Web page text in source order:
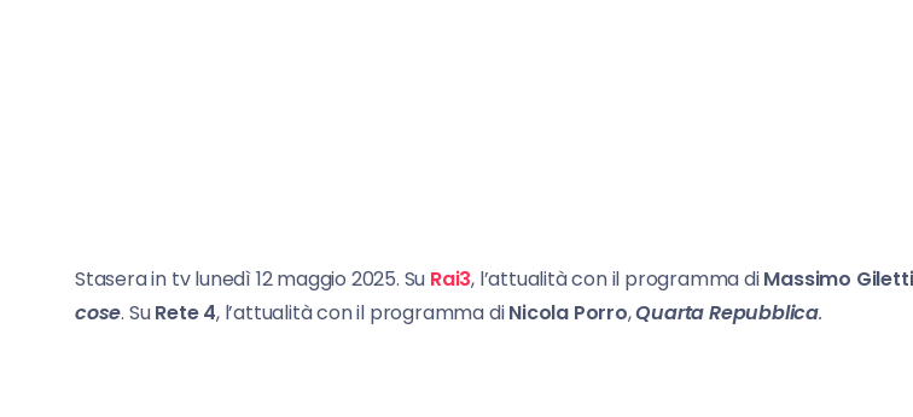
Stasera in tv lunedì 12 maggio 2025. Su Rai3, l’attualità con il programma diMassimo Giletti
cose. SuRete 4, l’attualità con il programma diNicola Porro,Quarta Repubblica.